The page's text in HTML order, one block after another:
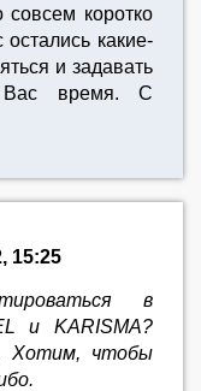
совсем коротко
какие-
и задавать
время. С
15:25
в
и KARISMA?
Хотим, чтобы